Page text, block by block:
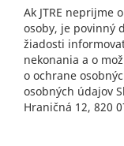
Ak JTRE neprijme
osoby, je povinný
žiadosti
nekonania a o
o ochrane
osobných údajov
Hraničná 12, 820